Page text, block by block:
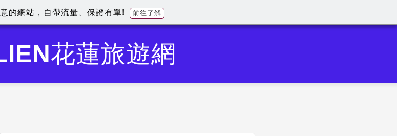
花蓮旅遊網
的網站，自帶流量、保證有單! 前往了解